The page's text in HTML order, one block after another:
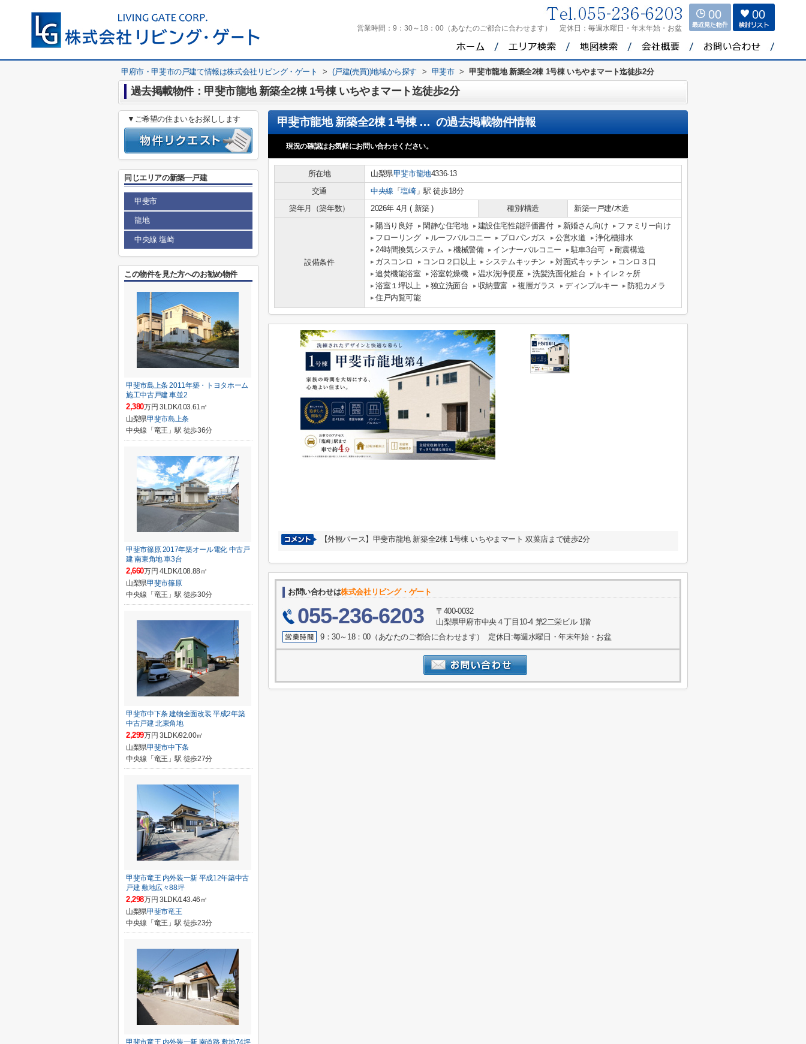
営業時間： 9：30～18：00（あなたのご都合に合わせます） 定休日： 毎週水曜日・年末年始・お盆
00 00
甲府市・甲斐市の戸建て情報は株式会社リビング・ゲート > (戸建(売買))地域から探す > 甲斐市 > 甲斐市龍地 新築全2棟 1号棟 いちやまマート迄徒歩2分
過去掲載物件：甲斐市龍地 新築全2棟 1号棟 いちやまマート迄徒歩2分
甲斐市龍地 新築全2棟 1号棟 いちやまマート迄徒歩2分 の過去掲載物件情報
現況の確認はお気軽にお問い合わせください。
所在地 山梨県甲斐市龍地4336-13
交通
中央線 「塩崎」駅 徒歩18分
築年月（築年数）
2026年 4月 ( 新築 ) 種別/構造 新築一戸建/木造
設備条件
陽当り良好 閑静な住宅地 建設住宅性能評価書付 新婚さん向け
ファミリー向け
フローリング
ルーフバルコニー プロパンガス 公営水道
浄化槽排水
24時間換気システム
機械警備 インナーバルコニー 駐車3台可
耐震構造
ガスコンロ
コンロ２口以上 システムキッチン 対面式キッチン
コンロ３口
追焚機能浴室
浴室乾燥機 温水洗浄便座 洗髪洗面化粧台
トイレ２ヶ所
浴室１坪以上
独立洗面台 収納豊富 複層ガラス ディンプルキー
防犯カメラ
住戸内覧可能
【外観パース】甲斐市龍地 新築全2棟 1号棟 いちやまマート 双葉店まで徒歩2分
お問い合わせは株式会社リビング・ゲート
055-236-6203
〒400-0032
山梨県甲府市中央４丁目10-4 第2二栄ビル 1階
9：30～18：00（あなたのご都合に合わせます） 定休日:毎週水曜日・年末年始・お盆
▼ご希望の住まいをお探しします
同じエリアの新築一戸建
甲斐市
龍地
中央線 塩崎
この物件を見た方へのお勧め物件
甲斐市島上条 2011年築・トヨタホーム
施工中古戸建 車並2
2,380万円 3LDK/103.61㎡
山梨県甲斐市島上条
中央線「竜王」駅 徒歩36分
甲斐市篠原 2017年築オール電化 中古戸
建 南東角地 車3台
2,660万円 4LDK/108.88㎡
山梨県甲斐市篠原
中央線「竜王」駅 徒歩30分
甲斐市中下条 建物全面改装 平成2年築
中古戸建 北東角地
2,299万円 3LDK/92.00㎡
山梨県甲斐市中下条
中央線「竜王」駅 徒歩27分
甲斐市竜王 内外装一新 平成12年築中古
戸建 敷地広々88坪
2,298万円 3LDK/143.46㎡
山梨県甲斐市竜王
中央線「竜王」駅 徒歩23分
甲斐市竜王 内外装一新 南道路 敷地74坪